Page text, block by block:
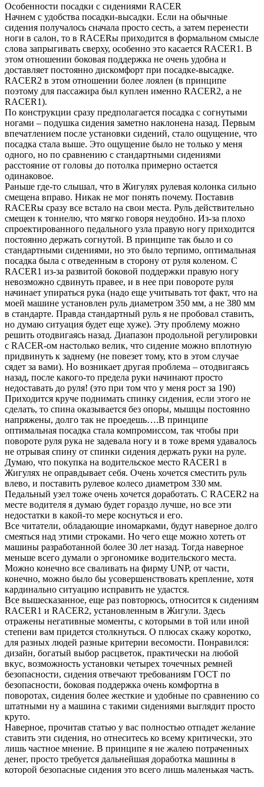
Особенности посадки с сидениями RACER
Начнем с удобства посадки-высадки. Если на обычные
сидения получалось сначала просто сесть, а затем перенести
ноги в салон, то в RACERы приходится в формальном смысле
слова запрыгивать сверху, особенно это касается RACER1. В
этом отношении боковая поддержка не очень удобна и
доставляет постоянно дискомфорт при посадке-высадке.
RACER2 в этом отношении более лоялен (в принципе
поэтому для пассажира был куплен именно RACER2, а не
RACER1).
По конструкции сразу предполагается посадка с согнутыми
ногами – подушка сидения заметно наклонена назад. Первым
впечатлением после установки сидений, стало ощущение, что
посадка стала выше. Это ощущение было не только у меня
одного, но по сравнению с стандартными сидениями
расстояние от головы до потолка примерно остается
одинаковое.
Раньше где-то слышал, что в Жигулях рулевая колонка сильно
смещена вправо. Никак не мог понять почему. Поставив
RACERы сразу все встало на свои места. Руль действительно
смещен к тоннелю, что мягко говоря неудобно. Из-за плохо
спроектированного педального узла правую ногу приходится
постоянно держать согнутой. В принципе так было и со
стандартными сидениями, но это было терпимо, оптимальная
посадка была с отведенным в сторону от руля коленом. C
RACER1 из-за развитой боковой поддержки правую ногу
невозможно сдвинуть правее, и в нее при повороте руля
начинает упираться рука (надо еще учитывать тот факт, что на
моей машине установлен руль диаметром 350 мм, а не 380 мм
в стандарте. Правда стандартный руль я не пробовал ставить,
но думаю ситуация будет еще хуже). Эту проблему можно
решить отодвигаясь назад. Диапазон продольной регулировки
с RACER-ом настолько велик, что сидение можно вплотную
придвинуть к заднему (не повезет тому, кто в этом случае
сядет за вами). Но возникает другая проблема – отодвигаясь
назад, после какого-то предела руки начинают просто
недоставать до руля! (это при том что у меня рост за 190)
Приходится круче поднимать спинку сидения, если этого не
сделать, то спина оказывается без опоры, мышцы постоянно
напряжены, долго так не проедешь….В принципе
оптимальная посадка стала компромиссом, так чтобы при
повороте руля рука не задевала ногу и в тоже время удавалось
не отрывая спину от спинки сидения держать руки на руле.
Думаю, что покупка на водительское место RACER1 в
Жигулях не оправдывает себя. Очень хочется сместить руль
влево, и поставить рулевое колесо диаметром 330 мм.
Педальный узел тоже очень хочется доработать. С RACER2 на
месте водителя я думаю будет гораздо лучше, но все эти
недостатки в какой-то мере коснуться и его.
Все читатели, обладающие иномарками, будут наверное долго
смеяться над этими строками. Но чего еще можно хотеть от
машины разработанной более 30 лет назад. Тогда наверное
меньше всего думали о эргономике водительского места.
Можно конечно все сваливать на фирму UNP, от части,
конечно, можно было бы усовершенствовать крепление, хотя
кардинально ситуацию исправить не удастся.
Все вышесказанное, еще раз повторюсь, относится к сидениям
RACER1 и RACER2, установленным в Жигули. Здесь
отражены негативные моменты, с которыми в той или иной
степени вам придется столкнуться. О плюсах скажу коротко,
для разных людей разные критерии весомости. Понравился:
дизайн, богатый выбор расцветок, практически на любой
вкус, возможность установки четырех точечных ремней
безопасности, сидения отвечают требованиям ГОСТ по
безопасности, боковая поддержка очень комфортна в
поворотах, сидения более жесткие и удобные по сравнению со
штатными ну а машина с такими сидениями выглядит просто
круто.
Наверное, прочитав статью у вас полностью отпадет желание
ставить эти сидения, но отнеситесь ко всему критически, это
лишь частное мнение. В принципе я не жалею потраченных
денег, просто требуется дальнейшая доработка машины в
которой безопасные сидения это всего лишь маленькая часть.